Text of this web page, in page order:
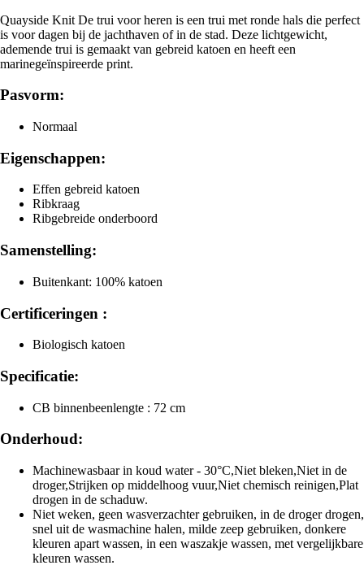
Quayside Knit De trui voor heren is een trui met ronde hals die perfect
is voor dagen bij de jachthaven of in de stad. Deze lichtgewicht,
ademende trui is gemaakt van gebreid katoen en heeft een
marinegeïnspireerde print.
Pasvorm:
Normaal
Eigenschappen:
Effen gebreid katoen
Ribkraag
Ribgebreide onderboord
Samenstelling:
Buitenkant: 100% katoen
Certificeringen :
Biologisch katoen
Specificatie:
CB binnenbeenlengte : 72 cm
Onderhoud:
Machinewasbaar in koud water - 30°C,Niet bleken,Niet in de
droger,Strijken op middelhoog vuur,Niet chemisch reinigen,Plat
drogen in de schaduw.
Niet weken, geen wasverzachter gebruiken, in de droger drogen,
snel uit de wasmachine halen, milde zeep gebruiken, donkere
kleuren apart wassen, in een waszakje wassen, met vergelijkbare
kleuren wassen.